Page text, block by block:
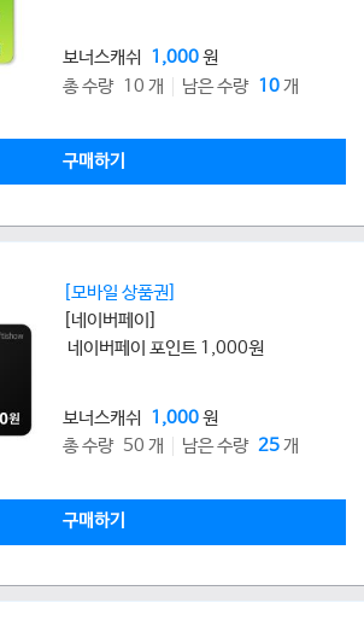
보너스캐쉬 1,000원
총 수량 10 개
남은 수량 10개
구매하기
[모바일 상품권]
[네이버페이]
네이버페이 포인트 1,000원
보너스캐쉬 1,000원
총 수량 50 개
남은 수량 25개
구매하기